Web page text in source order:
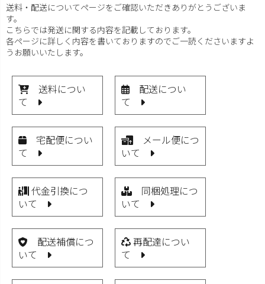
送料・配送についてページをご確認いただきありがとうございま
す。
こちらでは発送に関する内容を記載しております。
各ページに詳しく内容を書いておりますのでご一読くださいますよ
うお願いいたします。
送料につい
て
配送につい
て
宅配便につい
て
メール便につ
いて
代金引換につ
いて
同梱処理につ
いて
配送補償につ
いて
再配達につい
て